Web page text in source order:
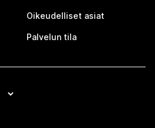
Oikeudelliset asiat
Palvelun tila